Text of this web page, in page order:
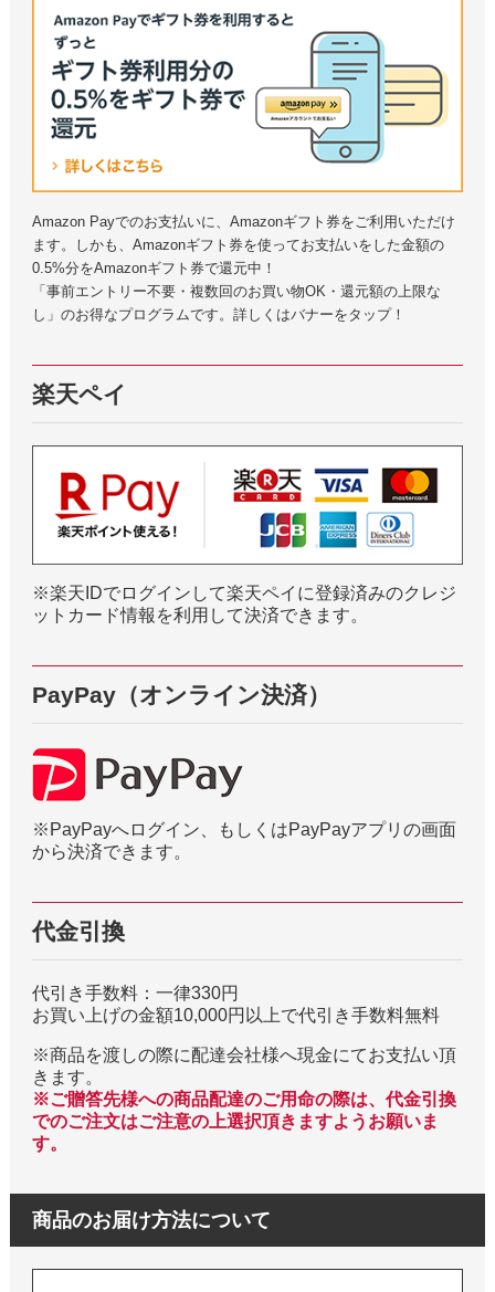
Amazon Payでのお支払いに、Amazonギフト券をご利用いただけ
ます。しかも、Amazonギフト券を使ってお支払いをした金額の
0.5%分をAmazonギフト券で還元中！
「事前エントリー不要・複数回のお買い物OK・還元額の上限な
し」のお得なプログラムです。詳しくはバナーをタップ！
楽天ペイ
※楽天IDでログインして楽天ペイに登録済みのクレジ
ットカード情報を利用して決済できます。
PayPay（オンライン決済）
※PayPayへログイン、もしくはPayPayアプリの画面
から決済できます。
代金引換
代引き手数料：一律330円
お買い上げの金額10,000円以上で代引き手数料無料
※商品を渡しの際に配達会社様へ現金にてお支払い頂
きます。
※ご贈答先様への商品配達のご用命の際は、代金引換
でのご注文はご注意の上選択頂きますようお願いま
す。
商品のお届け方法について